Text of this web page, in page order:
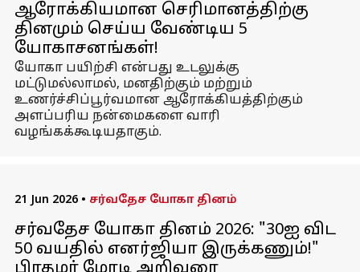
ஆரோக்கியமான செரிமானத்திற்கு
தினமும் செய்ய வேண்டிய 5
யோகாசனங்கள்!
யோகா பயிற்சி என்பது உடலுக்கு
மட்டுமல்லாமல், மனதிற்கும் மற்றும்
உணர்ச்சிப்பூர்வமான ஆரோக்கியத்திற்கும்
அளப்பரிய நன்மைகளை வாரி
வழங்கக்கூடியதாகும்.
21 Jun 2026 • சர்வதேச யோகா தினம்
சர்வதேச யோகா தினம் 2026: "30ஐ விட
50 வயதில் எனர்ஜியா இருக்கணும்!"